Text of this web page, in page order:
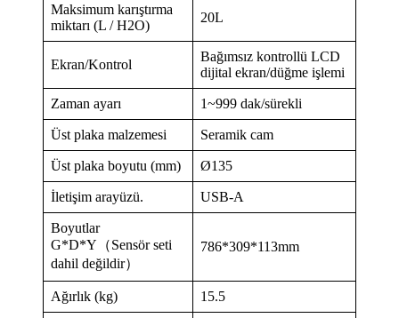
Maksimum karıştırma
miktarı (L / H2O)
20L
Ekran/Kontrol
Bağımsız kontrollü LCD
dijital ekran/düğme işlemi
Zaman ayarı 1~999 dak/sürekli
Üst plaka malzemesi Seramik cam
Üst plaka boyutu (mm) Ø135
İletişim arayüzü. USB-A
Boyutlar
G*D*Y（Sensör seti
dahil değildir）
786*309*113mm
Ağırlık (kg) 15.5